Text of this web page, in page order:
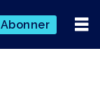
Abonner